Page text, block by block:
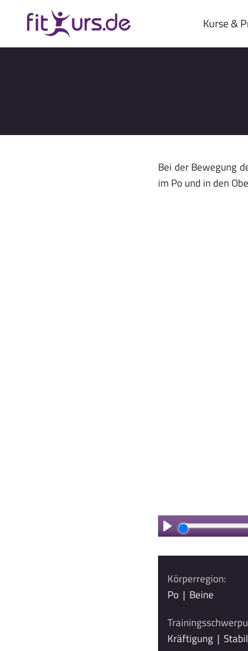
Kurse &
Bei der Bewegung
im Po und in den
Körperregion:
Po | Beine
Kräftigung |